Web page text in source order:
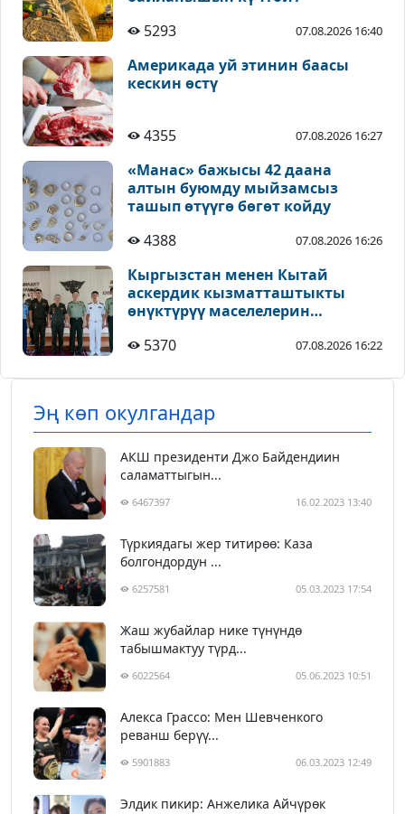
5293
07.08.2026 16:40
Америкада уй этинин баасы
кескин өстү
4355 07.08.2026 16:27
«Манас» бажысы 42 даана
алтын буюмду мыйзамсыз
ташып өтүүгө бөгөт койду
4388
07.08.2026 16:26
Кыргызстан менен Кытай
аскердик кызматташтыкты
өнүктүрүү маселелерин
5370
07.08.2026 16:22
Эң көп окулгандар
АКШ президенти Джо Байдендиин
саламаттыгын...
6467397 16.02.2023 13:40
Түркиядагы жер титирөө: Каза
болгондордун ...
6257581 05.03.2023 17:54
Жаш жубайлар нике түнүндө
табышмактуу түрд...
6022564 05.06.2023 10:51
Алекса Грассо: Мен Шевченкого
реванш берүү...
5901883 06.03.2023 12:49
Элдик пикир: Анжелика Айчүрөк